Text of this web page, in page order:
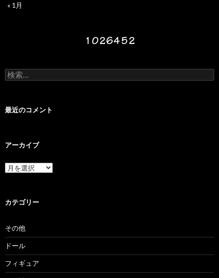
« 1月
検
索:
最近のコメント
アーカイブ
ア
ー
ブ
カテゴリー
その他
ドール
フィギュア